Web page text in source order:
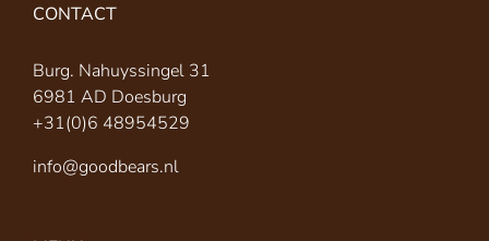
CONTACT
Burg. Nahuyssingel 31
6981 AD Doesburg
+31(0)6 48954529
info@goodbears.nl